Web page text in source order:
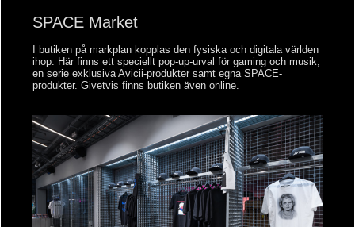
SPACE Market
I butiken på markplan kopplas den fysiska och digitala världen
ihop. Här finns ett speciellt pop-up-urval för gaming och musik,
en serie exklusiva Avicii-produkter samt egna SPACE-
produkter. Givetvis finns butiken även online.